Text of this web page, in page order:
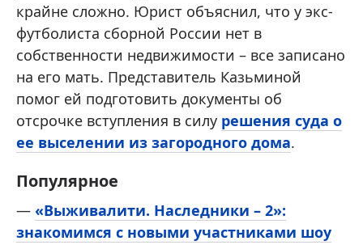
крайне сложно. Юрист объяснил, что у экс-
футболиста сборной России нет в
собственности недвижимости – все записано
на его мать. Представитель Казьминой
помог ей подготовить документы об
отсрочке вступления в силу решения суда о
ее выселении из загородного дома.
Популярное
— «Выживалити. Наследники – 2»:
знакомимся с новыми участниками шоу